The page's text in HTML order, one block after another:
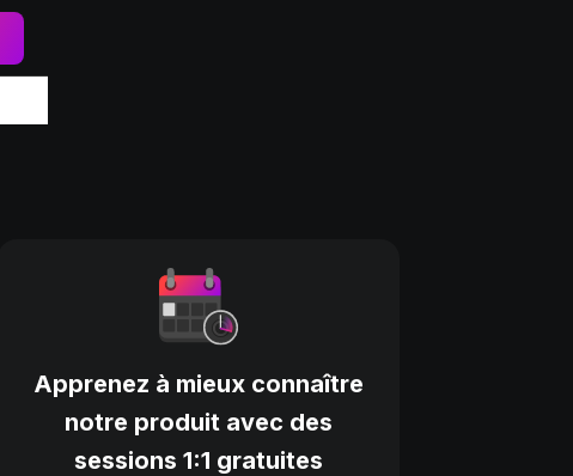
Apprenez à mieux connaître
notre produit avec des
sessions 1:1 gratuites